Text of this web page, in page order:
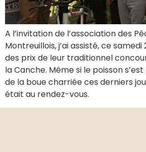
A l’invitation de l’association des
Montreuillois, j’ai assisté, ce samedi
des prix de leur traditionnel
la Canche. Même si le poisson
de la boue charriée ces derniers
était au rendez-vous.